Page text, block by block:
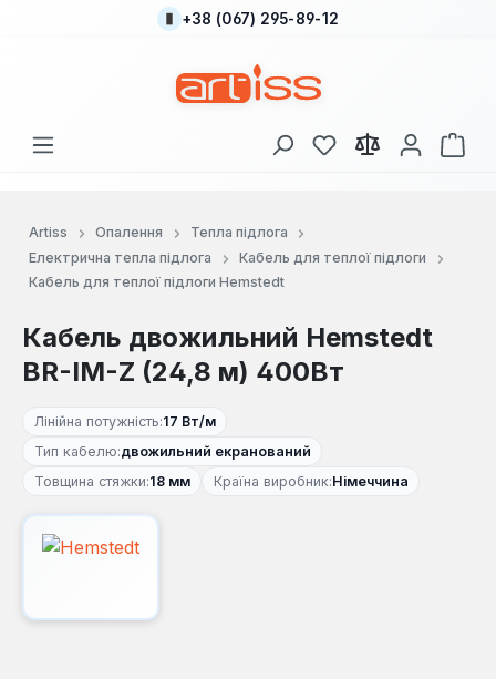
Перейти до основного вмісту
+38 (067) 295-89-12
У вас є 0 у списку
Artiss Опалення
Тепла підлога
Електрична тепла підлога
Кабель для теплої підлоги
Кабель для теплої підлоги Hemstedt
Кабель двожильний Hemstedt
BR-IM-Z (24,8 м) 400Вт
Лінійна потужність:17 Вт/м
Тип кабелю:двожильний екранований
Товщина стяжки:18 мм Країна виробник:Німеччина